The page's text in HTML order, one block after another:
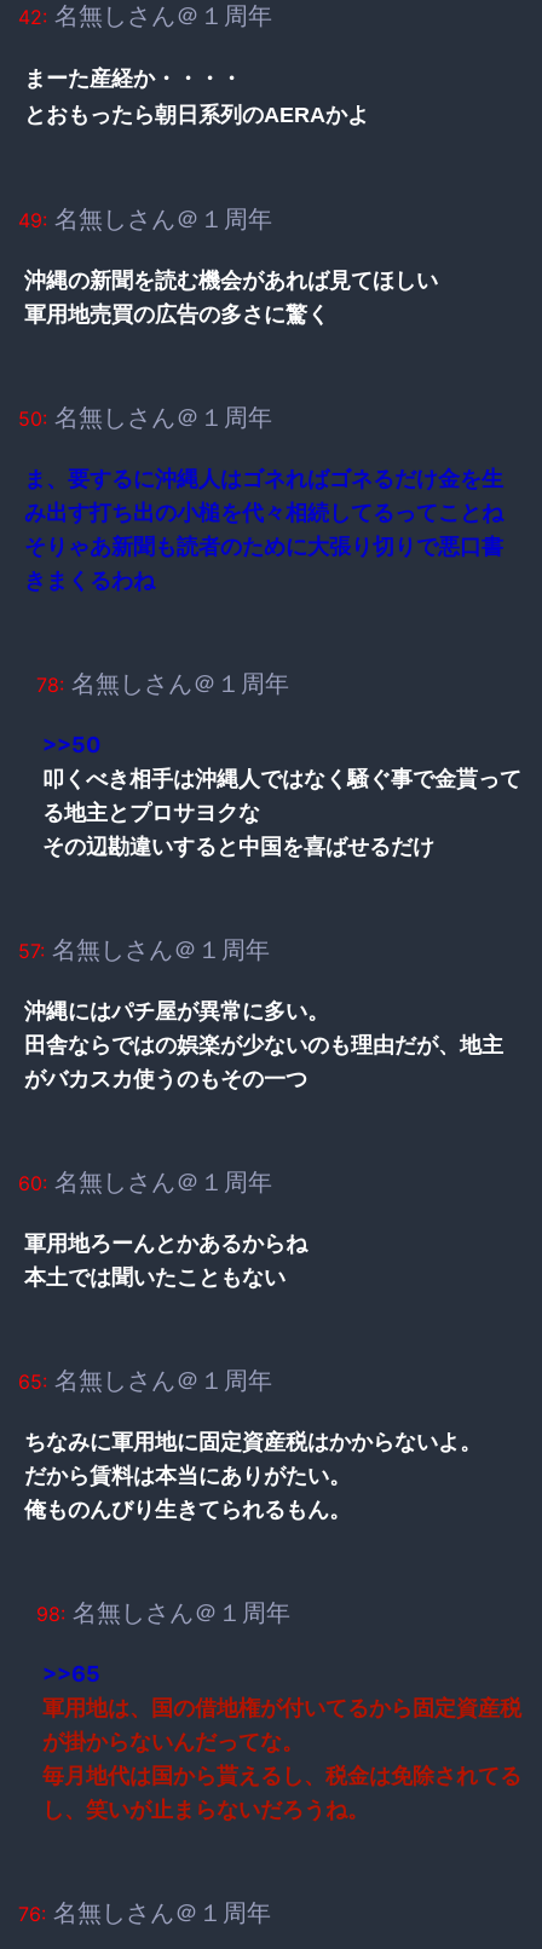
42: 名無しさん＠１周年
まーた産経か・・・・
とおもったら朝日系列のAERAかよ
49: 名無しさん＠１周年
沖縄の新聞を読む機会があれば見てほしい
軍用地売買の広告の多さに驚く
50: 名無しさん＠１周年
ま、要するに沖縄人はゴネればゴネるだけ金を生
み出す打ち出の小槌を代々相続してるってことね
そりゃあ新聞も読者のために大張り切りで悪口書
きまくるわね
78: 名無しさん＠１周年
>>50
叩くべき相手は沖縄人ではなく騒ぐ事で金貰って
る地主とプロサヨクな
その辺勘違いすると中国を喜ばせるだけ
57: 名無しさん＠１周年
沖縄にはパチ屋が異常に多い。
田舎ならではの娯楽が少ないのも理由だが、地主
がバカスカ使うのもその一つ
60: 名無しさん＠１周年
軍用地ろーんとかあるからね
本土では聞いたこともない
65: 名無しさん＠１周年
ちなみに軍用地に固定資産税はかからないよ。
だから賃料は本当にありがたい。
俺ものんびり生きてられるもん。
98: 名無しさん＠１周年
>>65
軍用地は、国の借地権が付いてるから固定資産税
が掛からないんだってな。
毎月地代は国から貰えるし、税金は免除されてる
し、笑いが止まらないだろうね。
76: 名無しさん＠１周年